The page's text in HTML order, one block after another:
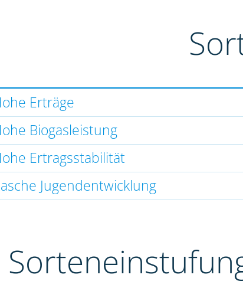
Erträge
Biogasleistung
Ertragsstabilität
Jugendentwicklung